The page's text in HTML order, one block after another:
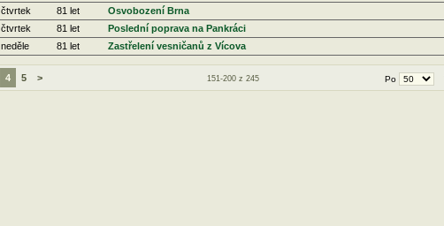
čtvrtek 81 let
Osvobození Brna
čtvrtek 81 let
Poslední poprava na Pankráci
neděle 81 let Zastřelení vesničanů z Vícova
151-200 z 245
4 5 > Po